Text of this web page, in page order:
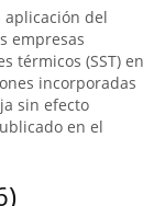
aplicación del
empresas
térmicos (SST) en
incorporadas
sin efecto
en el